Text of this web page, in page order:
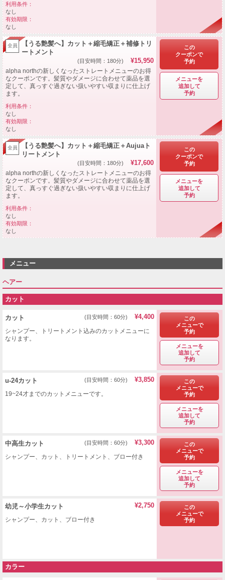
利用条件：
なし
有効期限：
なし
全員
【うる艶髪へ】カット＋縮毛矯正＋補修トリ
ートメント
(目安時間：180分) ¥15,950
alpha northの新しくなったストレートメニューのお得
なクーポンです。髪質やダメージに合わせて薬品を選
定して、真っすぐ過ぎない扱いやすい収まりに仕上げ
ます。
利用条件：
なし
有効期限：
なし
この
クーポンで
予約
メニューを
追加して
予約
全員
【うる艶髪へ】カット＋縮毛矯正＋Aujuaト
リートメント
(目安時間：180分) ¥17,600
alpha northの新しくなったストレートメニューのお得
なクーポンです。髪質やダメージに合わせて薬品を選
定して、真っすぐ過ぎない扱いやすい収まりに仕上げ
ます。
利用条件：
なし
有効期限：
なし
この
クーポンで
予約
メニューを
追加して
予約
メニュー
ヘアー
カット
カット (目安時間：60分) ¥4,400
シャンプー、トリートメント込みのカットメニューに
なります。
この
メニューで
予約
メニューを
追加して
予約
u-24カット (目安時間：60分) ¥3,850
19~24才までのカットメニューです。
この
メニューで
予約
メニューを
追加して
予約
中高生カット (目安時間：60分) ¥3,300
シャンプー、カット、トリートメント、ブロー付き
この
メニューで
予約
メニューを
追加して
予約
幼児～小学生カット ¥2,750
シャンプー、カット、ブロー付き
この
メニューで
予約
カラー